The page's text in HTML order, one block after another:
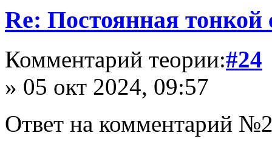
Re: Постоянная тонкой
Комментарий теории:#24
» 05 окт 2024, 09:57
Ответ на комментарий